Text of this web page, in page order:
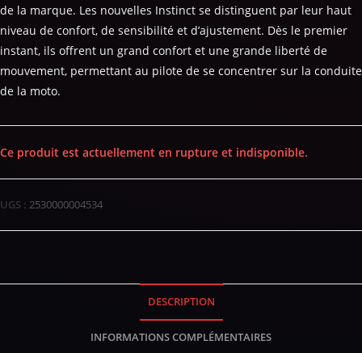
de la marque. Les nouvelles Instinct se distinguent par leur haut
niveau de confort, de sensibilité et d’ajustement. Dès le premier
instant, ils offrent un grand confort et une grande liberté de
mouvement, permettant au pilote de se concentrer sur la conduite
de la moto.
Ce produit est actuellement en rupture et indisponible.
UGS : 2530000004534
DESCRIPTION
INFORMATIONS COMPLÉMENTAIRES